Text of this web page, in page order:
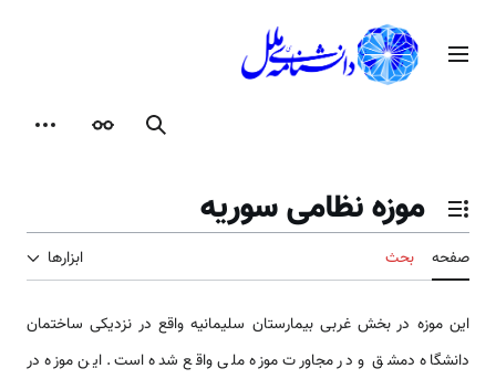
محتوامنوی اصلی
جستجوظاهر
تغییر وضعیت فهرست محتویات
موزه نظامی سوریه
صفحه بحث ابزارها
این موزه در بخش غربی بیمارستان سلیمانیه واقع در نزدیکی ساختمان
دانشگاه دمشق و در مجاورت موزه ملی واقع شده است. این موزه در